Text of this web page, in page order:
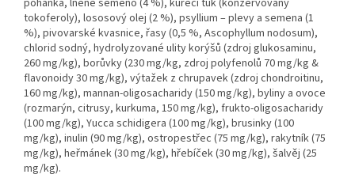
pohanka, lněné semeno (4 %), kuřecí tuk (konzervovaný
tokoferoly), lososový olej (2 %), psyllium – plevy a semena (1
%), pivovarské kvasnice, řasy (0,5 %, Ascophyllum nodosum),
chlorid sodný, hydrolyzované ulity korýšů (zdroj glukosaminu,
260 mg/kg), borůvky (230 mg/kg, zdroj polyfenolů 70 mg/kg &
flavonoidy 30 mg/kg), výtažek z chrupavek (zdroj chondroitinu,
160 mg/kg), mannan-oligosacharidy (150 mg/kg), byliny a ovoce
(rozmarýn, citrusy, kurkuma, 150 mg/kg), frukto-oligosacharidy
(100 mg/kg), Yucca schidigera (100 mg/kg), brusinky (100
mg/kg), inulin (90 mg/kg), ostropestřec (75 mg/kg), rakytník (75
mg/kg), heřmánek (30 mg/kg), hřebíček (30 mg/kg), šalvěj (25
mg/kg).